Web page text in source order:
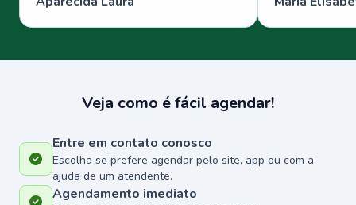
Veja como é fácil agendar!
Entre em contato conosco
Escolha se prefere agendar pelo site, app ou com a
ajuda de um atendente.
Agendamento imediato